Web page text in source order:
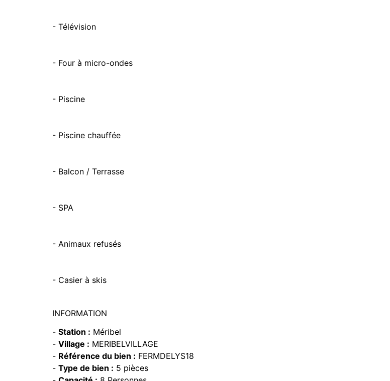
- Télévision
- Four à micro-ondes
- Piscine
- Piscine chauffée
- Balcon / Terrasse
- SPA
- Animaux refusés
- Casier à skis
INFORMATION
- Station : Méribel
- Village : MERIBELVILLAGE
- Référence du bien : FERMDELYS18
- Type de bien : 5 pièces